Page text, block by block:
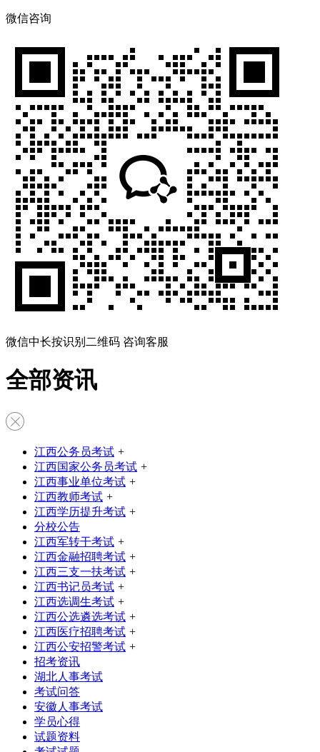
微信咨询
微信中长按识别二维码 咨询客服
全部资讯
江西公务员考试 +
江西国家公务员考试 +
江西事业单位考试 +
江西教师考试 +
江西学历提升考试 +
分校公告
江西军转干考试 +
江西金融招聘考试 +
江西三支一扶考试 +
江西书记员考试 +
江西选调生考试 +
江西公选遴选考试 +
江西医疗招聘考试 +
江西公安招警考试 +
招考资讯
湖北人事考试
考试问答
安徽人事考试
学员心得
试题资料